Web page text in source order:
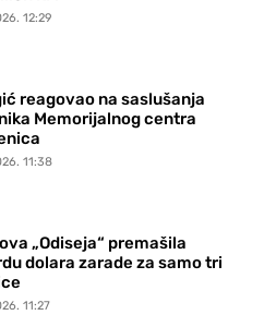
12:29
reagovao na saslušanja
Memorijalnog centra
11:38
„Odiseja“ premašila
dolara zarade za samo tri
11:27